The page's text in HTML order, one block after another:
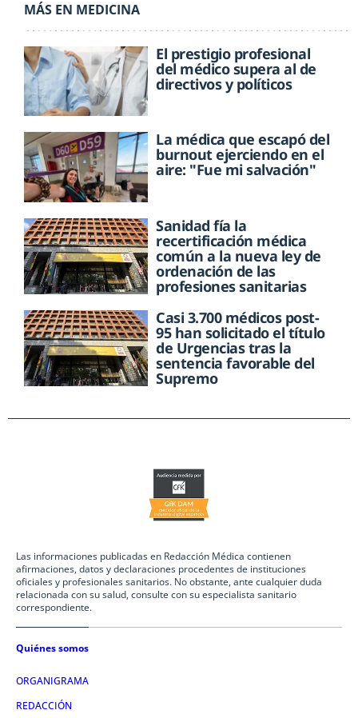
MÁS EN MEDICINA
El prestigio profesional
del médico supera al de
directivos y políticos
La médica que escapó del
burnout ejerciendo en el
aire: "Fue mi salvación"
Sanidad fía la
recertificación médica
común a la nueva ley de
ordenación de las
profesiones sanitarias
Casi 3.700 médicos post-
95 han solicitado el título
de Urgencias tras la
sentencia favorable del
Supremo
Las informaciones publicadas en Redacción Médica contienen
afirmaciones, datos y declaraciones procedentes de instituciones
oficiales y profesionales sanitarios. No obstante, ante cualquier duda
relacionada con su salud, consulte con su especialista sanitario
correspondiente.
Quiénes somos
ORGANIGRAMA
REDACCIÓN